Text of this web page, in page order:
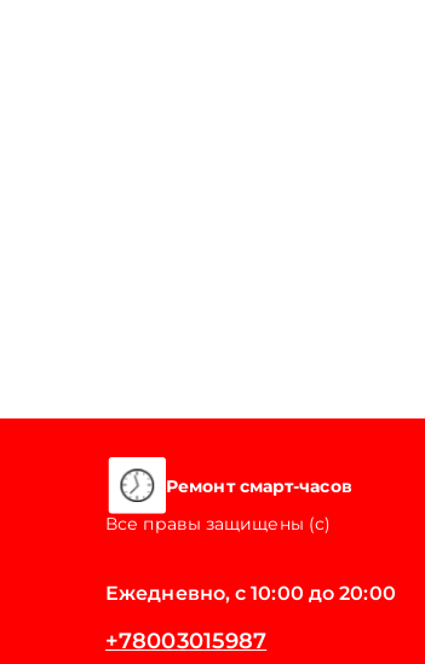
Ремонт смарт-часов
Все правы защищены (с)
Ежедневно, с 10:00 до 20:00
+78003015987